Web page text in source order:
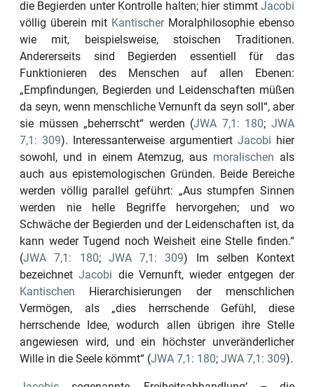
die Begierden unter Kontrolle halten; hier stimmt Jacobi
völlig überein mit KantischerMoralphilosophie ebenso
wie mit, beispielsweise, stoischen Traditionen.
Andererseits sind Begierden essentiell für das
Funktionieren des Menschen auf allen Ebenen:
„Empfindungen, Begierden und Leidenschaften müßen
da seyn, wenn menschliche Vernunft da seyn soll“, aber
sie müssen „beherrscht“ werden (JWA 7,1: 180;JWA
7,1: 309). Interessanterweise argumentiert Jacobi hier
sowohl, und in einem Atemzug, aus moralischen als
auch aus epistemologischen Gründen. Beide Bereiche
werden völlig parallel geführt: „Aus stumpfen Sinnen
werden nie helle Begriffe hervorgehen; und wo
Schwäche der Begierden und der Leidenschaften ist, da
kann weder Tugend noch Weisheit eine Stelle finden.“
(JWA 7,1: 180; JWA 7,1: 309) Im selben Kontext
bezeichnetJacobi die Vernunft, wieder entgegen der
Kantischen Hierarchisierungen der menschlichen
Vermögen, als „dies herrschende Gefühl, diese
herrschende Idee, wodurch allen übrigen ihre Stelle
angewiesen wird, und ein höchster unveränderlicher
Wille in die Seele kömmt“ (JWA 7,1: 180; JWA 7,1: 309).